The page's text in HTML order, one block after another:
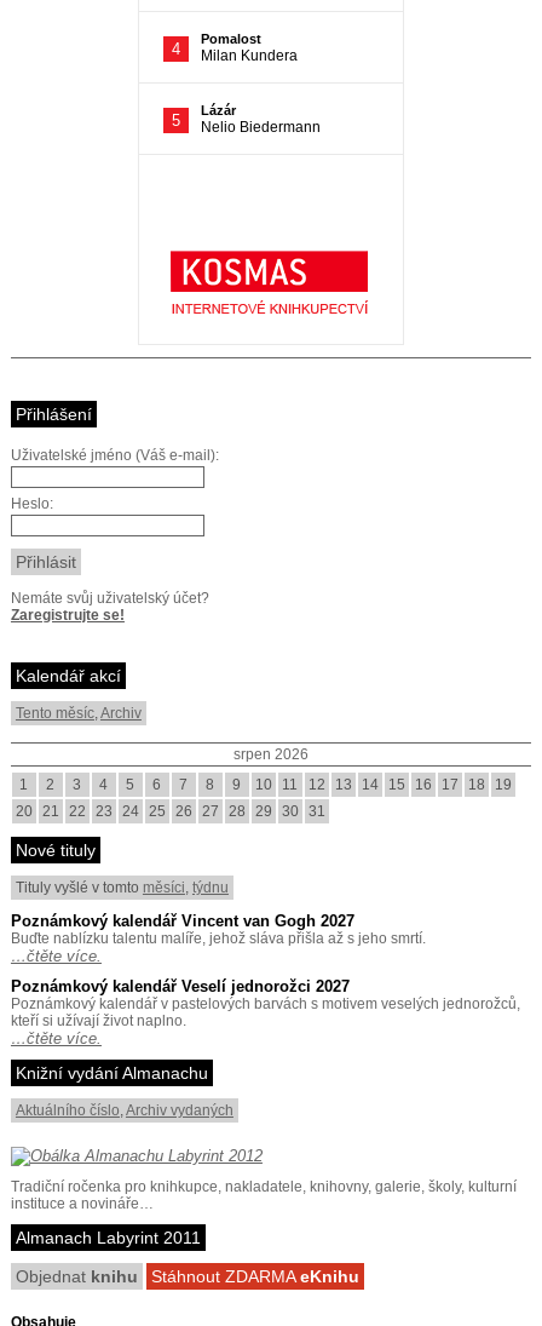
Přihlášení
Uživatelské jméno (Váš e-mail):
Heslo:
Nemáte svůj uživatelský účet?
Zaregistrujte se!
Kalendář akcí
Tento měsíc,Archiv
srpen 2026
1
2 3 4 5 6 7 8 9 10 11 12 13 14 15 16 17 18
19
20 21 22 23 24 25 26 27 28 29 30 31
Nové tituly
Tituly vyšlé v tomto měsíci, týdnu
Poznámkový kalendář Vincent van Gogh 2027
Buďte nablízku talentu malíře, jehož sláva přišla až s jeho smrtí.
…čtěte více.
Poznámkový kalendář Veselí jednorožci 2027
Poznámkový kalendář v pastelových barvách s motivem veselých jednorožců,
kteří si užívají život naplno.
…čtěte více.
Knižní vydání Almanachu
Aktuálního číslo,Archiv vydaných
Tradiční ročenka pro knihkupce, nakladatele, knihovny, galerie, školy, kulturní
instituce a novináře…
Almanach Labyrint 2011
Objednat knihu Stáhnout ZDARMAeKnihu
Obsahuje